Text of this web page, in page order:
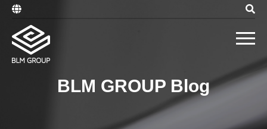
BLM GROUP Blog